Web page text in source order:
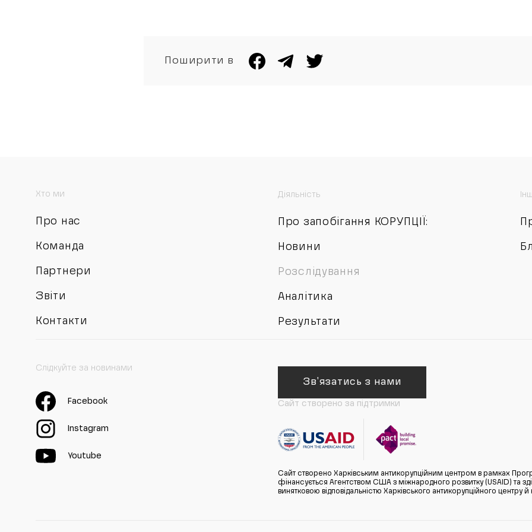
Поширити в
Хто ми
Про нас
Команда
Партнери
Звіти
Контакти
Діяльність
Про запобігання КОРУПЦІЇ:
Новини
Розслідування
Аналітика
Результати
Слідкуйте за новинами
Facebook
Instagram
Youtube
Зв'язатись з нами
Сайт створено за підтримки
Сайт створено Харківським антикорупційним центром в рамках
фінансується Агентством США з міжнародного розвитку (USAID) та
винятковою відповідальністю Харківського антикорупційного